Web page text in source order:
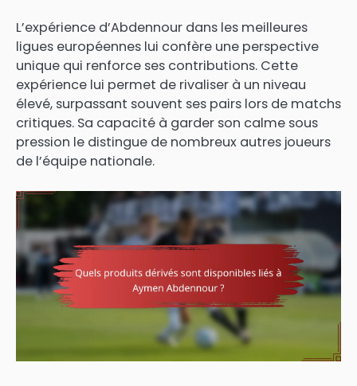
L’expérience d’Abdennour dans les meilleures
ligues européennes lui confère une perspective
unique qui renforce ses contributions. Cette
expérience lui permet de rivaliser à un niveau
élevé, surpassant souvent ses pairs lors de matchs
critiques. Sa capacité à garder son calme sous
pression le distingue de nombreux autres joueurs
de l’équipe nationale.